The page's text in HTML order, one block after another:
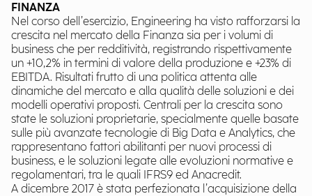
FINANZA
Nel corso dell’esercizio, Engineering ha visto rafforzarsi la
crescita nel mercato della Finanza sia per i volumi di
business che per redditività, registrando rispettivamente
un +10,2% in termini di valore della produzione e +23% di
EBITDA. Risultati frutto di una politica attenta alle
dinamiche del mercato e alla qualità delle soluzioni e dei
modelli operativi proposti. Centrali per la crescita sono
state le soluzioni proprietarie, specialmente quelle basate
sulle più avanzate tecnologie di Big Data e Analytics, che
rappresentano fattori abilitanti per nuovi processi di
business, e le soluzioni legate alle evoluzioni normative e
regolamentari, tra le quali IFRS9 ed Anacredit.
A dicembre 2017 è stata perfezionata l’acquisizione della